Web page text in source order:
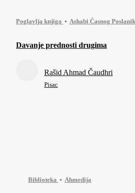
Poglavlja knjiga Ashabi Časnog
Davanje prednosti drugima
Rašid Ahmad Čaudhri
Pisac
Biblioteka Ahmedija